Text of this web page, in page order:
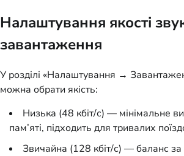
Налаштування якості
завантаження
У розділі «Налаштування →
можна обрати якість:
Низька (48 кбіт/с) — мінімальне
пам’яті, підходить для тривалих
Звичайна (128 кбіт/с) — баланс